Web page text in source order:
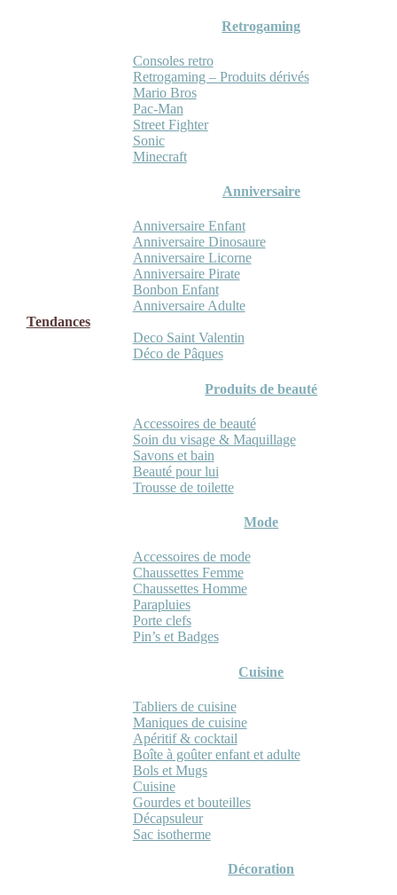
Retrogaming
Consoles retro
Retrogaming – Produits dérivés
Mario Bros
Pac-Man
Street Fighter
Sonic
Minecraft
Anniversaire
Anniversaire Enfant
Anniversaire Dinosaure
Anniversaire Licorne
Anniversaire Pirate
Bonbon Enfant
Anniversaire Adulte
Tendances
Deco Saint Valentin
Déco de Pâques
Produits de beauté
Accessoires de beauté
Soin du visage & Maquillage
Savons et bain
Beauté pour lui
Trousse de toilette
Mode
Accessoires de mode
Chaussettes Femme
Chaussettes Homme
Parapluies
Porte clefs
Pin’s et Badges
Cuisine
Tabliers de cuisine
Maniques de cuisine
Apéritif & cocktail
Boîte à goûter enfant et adulte
Bols et Mugs
Cuisine
Gourdes et bouteilles
Décapsuleur
Sac isotherme
Décoration